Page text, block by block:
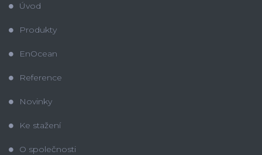
Úvod
Produkty
EnOcean
Reference
Novinky
Ke stažení
O společnosti